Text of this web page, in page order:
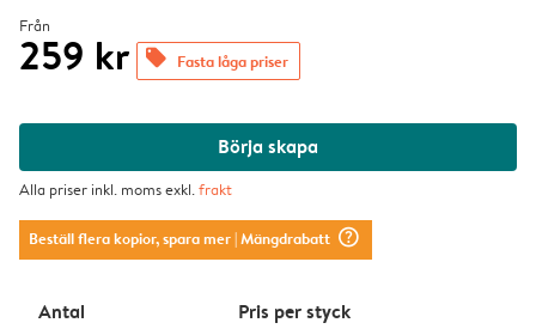
Från
259 kr offers Fasta låga priser
Börja skapa
Alla priser inkl. moms exkl.frakt
Beställ flera kopior, spara mer| Mängdrabatt question_mark_circle
Antal Pris per styck